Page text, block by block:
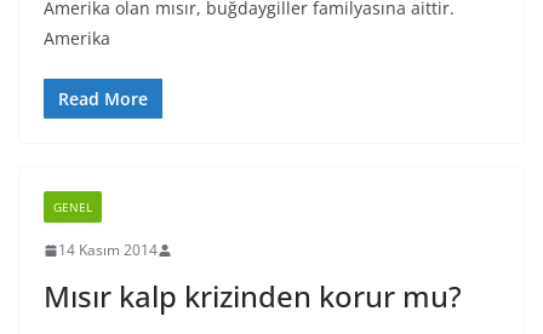
Amerika olan mısır, buğdaygiller familyasına aittir.
Amerika
Read More
GENEL
14 Kasım 2014
Mısır kalp krizinden korur mu?